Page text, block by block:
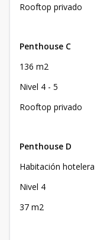
Rooftop privado
Penthouse C
136 m2
Nivel 4 - 5
Rooftop privado
Penthouse D
Habitación hotelera
Nivel 4
37 m2